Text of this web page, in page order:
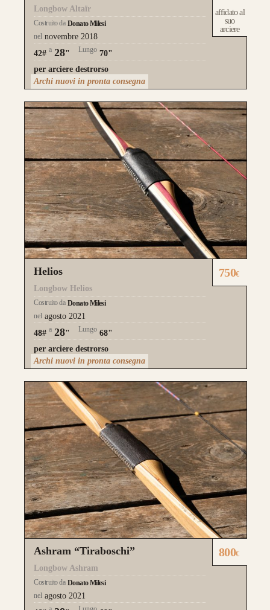
Longbow Altaïr
Costruito da Donato Milesi
nel novembre 2018
42# a 28" Lungo 70"
per arciere destrorso
affidato al
suo
arciere
Archi nuovi in pronta consegna
Helios
Longbow Helios
Costruito da Donato Milesi
nel agosto 2021
48# a 28" Lungo 68"
per arciere destrorso
750€
Archi nuovi in pronta consegna
Ashram “Tiraboschi”
Longbow Ashram
Costruito da Donato Milesi
nel agosto 2021
800€